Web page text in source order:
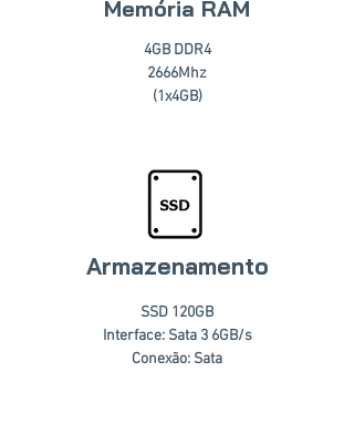
Memória RAM
4GB DDR4
2666Mhz
(1x4GB)
Armazenamento
SSD 120GB
Interface: Sata 3 6GB/s
Conexão: Sata